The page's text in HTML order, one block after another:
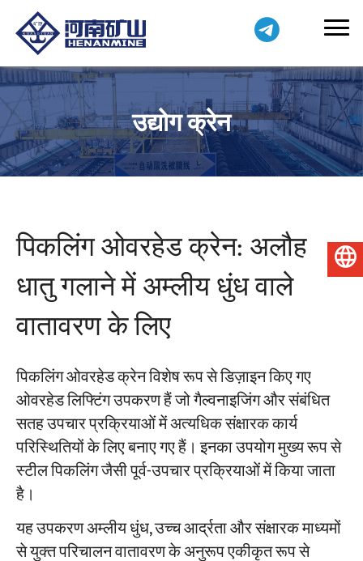
उद्योग क्रेन
पिकलिंग ओवरहेड क्रेन: अलौह
धातु गलाने में अम्लीय धुंध वाले
वातावरण के लिए
पिकलिंग ओवरहेड क्रेन विशेष रूप से डिज़ाइन किए गए
ओवरहेड लिफ्टिंग उपकरण हैं जो गैल्वनाइजिंग और संबंधित
सतह उपचार प्रक्रियाओं में अत्यधिक संक्षारक कार्य
परिस्थितियों के लिए बनाए गए हैं। इनका उपयोग मुख्य रूप से
स्टील पिकलिंग जैसी पूर्व-उपचार प्रक्रियाओं में किया जाता
है।
यह उपकरण अम्लीय धुंध, उच्च आर्द्रता और संक्षारक माध्यमों
से युक्त परिचालन वातावरण के अनुरूप एकीकृत रूप से
हिन्दी